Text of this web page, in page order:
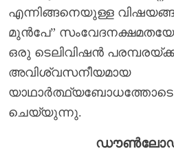
എന്നിങ്ങനെയുള്ള
മുൻപേ”
ഒരു ടെലിവിഷൻ
അവിശ്വസനീയമായ
ചെയ്യുന്നു.
ഡൗൺലോഡ്